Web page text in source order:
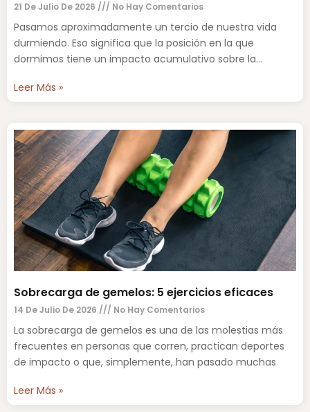
21 De Julio De 2026 No Hay Comentarios
Pasamos aproximadamente un tercio de nuestra vida
durmiendo. Eso significa que la posición en la que
dormimos tiene un impacto acumulativo sobre la
Leer Más »
Sobrecarga de gemelos: 5 ejercicios eficaces
14 De Julio De 2026 No Hay Comentarios
La sobrecarga de gemelos es una de las molestias más
frecuentes en personas que corren, practican deportes
de impacto o que, simplemente, han pasado muchas
Leer Más »